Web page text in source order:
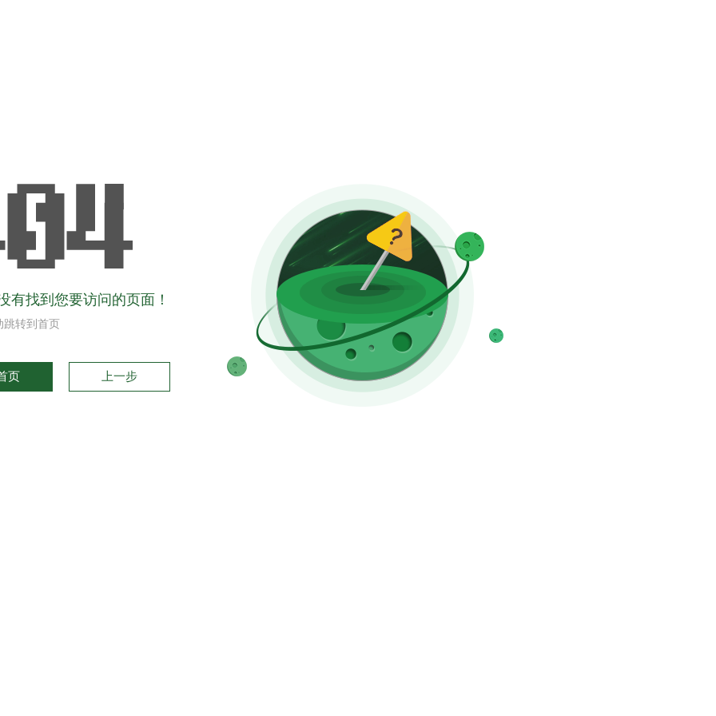
有找到您要访问的页面！
转到首页
页 上一步